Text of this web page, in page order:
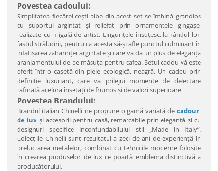
Povestea cadoului:
Simplitatea fiecărei ceşti albe din acest set se îmbină grandios
cu suportul argintat şi reliefat prin ornamentele gingaşe,
realizate cu migală de artist. Linguriţele însoţesc, la rândul lor,
fastul strălucirii, pentru ca acesta să-şi afle punctul culminant în
înfăţişarea zaharniţei argintate şi care va da un plus de eleganţă
aranjamentului de pe măsuţa pentru cafea. Setul cadou vă este
oferit într-o casetă din piele ecologică, neagră. Un cadou prin
definiţie luxuriant, care va prilejui momente de delectare
rafinată acelora însetaţi de frumos şi de valori superioare!
Povestea Brandului:
Brandul italian Chinelli ne propune o gamă variată de cadouri
de lux şi accesorii pentru casă, remarcabile prin eleganţă şi cu
designuri specifice inconfundabilului stil „Made in Italy”.
Colecţiile Chinelli sunt rezultatul a zeci de ani de experienţă în
prelucrarea metalelor, combinat cu tehnicile moderne folosite
în crearea produselor de lux ce poartă emblema distinctivă a
producătorului.